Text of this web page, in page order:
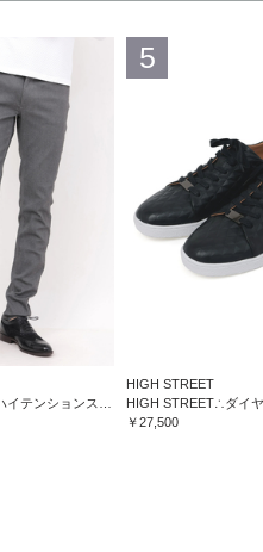
5
HIGH STREET
￥27,500